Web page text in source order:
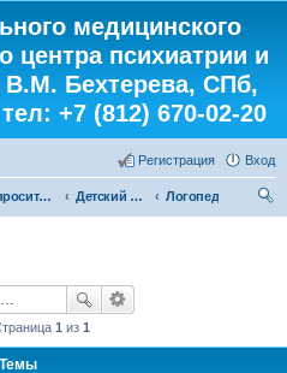
медицинского
центра психиатрии и
В.М. Бехтерева, СПб,
+7 (812) 670-02-20
Вход
Регистрация
Спросите у доктора Детский кабинет
Логопед
1 из 1
Темы